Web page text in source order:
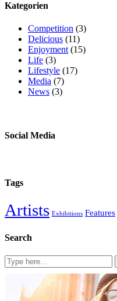
Kategorien
Competition (3)
Delicious (11)
Enjoyment (15)
Life (3)
Lifestyle (17)
Media (7)
News (3)
Social Media
Tags
Artists Exhibitions Features
Search